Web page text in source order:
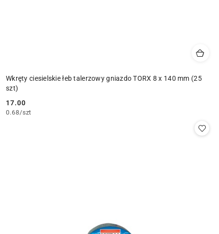
Wkręty ciesielskie łeb talerzowy gniazdo TORX 8 x 140 mm (25
szt)
Cena:
17.00
0.68/szt